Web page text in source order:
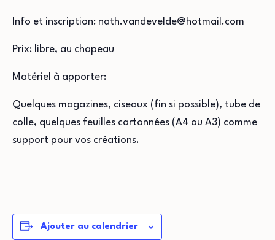
Info et inscription: nath.vandevelde@hotmail.com
Prix: libre, au chapeau
Matériel à apporter:
Quelques magazines, ciseaux (fin si possible), tube de
colle, quelques feuilles cartonnées (A4 ou A3) comme
support pour vos créations.
Ajouter au calendrier